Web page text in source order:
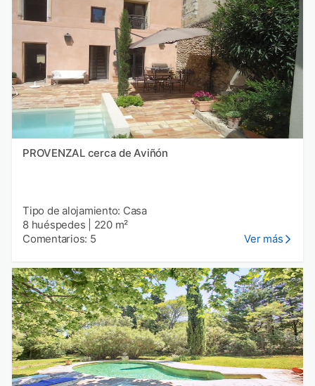
PROVENZAL cerca de Aviñón
Tipo de alojamiento: Casa
8 huéspedes
220 m²
Comentarios: 5
Ver más